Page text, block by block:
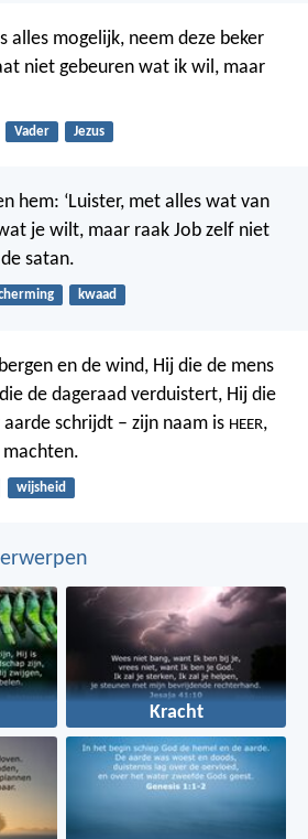
alles mogelijk, neem deze beker
niet gebeuren wat ik wil, maar
Vader Jezus
hem: ‘Luister, met alles wat van
je wilt, maar raak Job zelf niet
satan.
kwaad
en de wind, Hij die de mens
de dageraad verduistert, Hij die
schrijdt – zijn naam is HEER,
machten.
wijsheid
Kracht